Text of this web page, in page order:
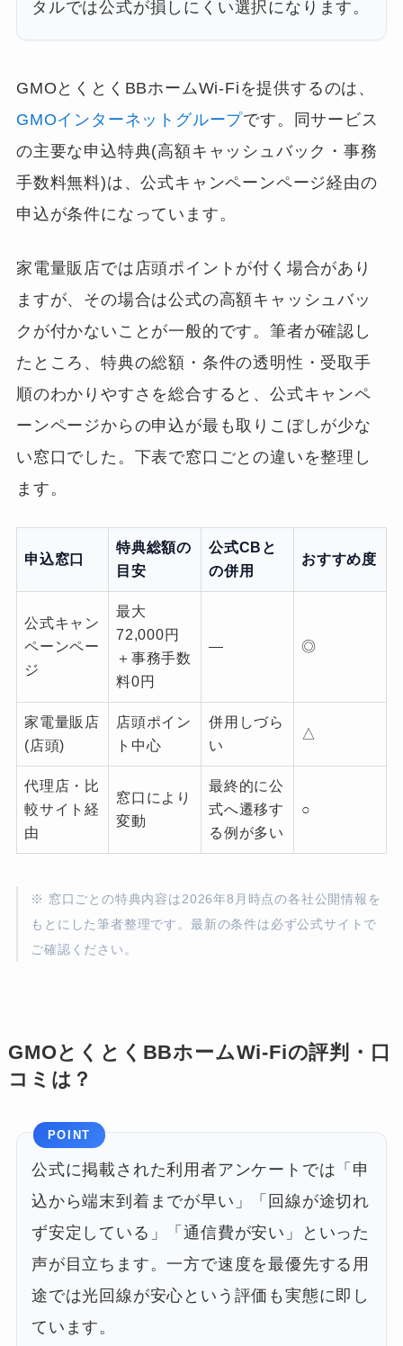
タルでは公式が損しにくい選択になります。
GMOとくとくBBホームWi-Fiを提供するのは、
GMOインターネットグループです。同サービス
の主要な申込特典(高額キャッシュバック・事務
手数料無料)は、公式キャンペーンページ経由の
申込が条件になっています。
家電量販店では店頭ポイントが付く場合があり
ますが、その場合は公式の高額キャッシュバッ
クが付かないことが一般的です。筆者が確認し
たところ、特典の総額・条件の透明性・受取手
順のわかりやすさを総合すると、公式キャンペ
ーンページからの申込が最も取りこぼしが少な
い窓口でした。下表で窓口ごとの違いを整理し
ます。
申込窓口
特典総額の
目安
公式CBと
の併用
おすすめ度
公式キャン
ペーンペー
ジ
最大
72,000円
＋事務手数
料0円
― ◎
家電量販店
(店頭)
店頭ポイン
ト中心
併用しづら
い
△
代理店・比
較サイト経
由
窓口により
変動
最終的に公
式へ遷移す
る例が多い
○
※ 窓口ごとの特典内容は2026年8月時点の各社公開情報を
もとにした筆者整理です。最新の条件は必ず公式サイトで
ご確認ください。
GMOとくとくBBホームWi-Fiの評判・口
コミは？
POINT
公式に掲載された利用者アンケートでは「申
込から端末到着までが早い」「回線が途切れ
ず安定している」「通信費が安い」といった
声が目立ちます。一方で速度を最優先する用
途では光回線が安心という評価も実態に即し
ています。